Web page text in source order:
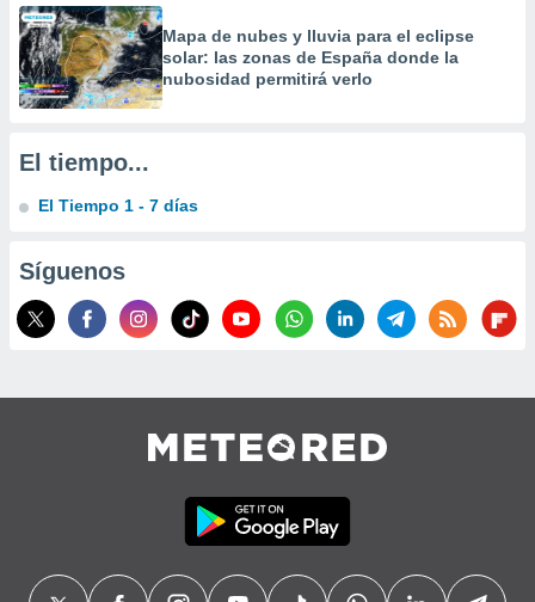
e
mediante
publicidad
de
Mapa de nubes y lluvia para el eclipse
solar: las zonas de España donde la
nubosidad permitirá verlo
El tiempo...
El Tiempo 1 - 7 días
Síguenos